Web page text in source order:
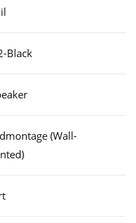
Black
(Wall-